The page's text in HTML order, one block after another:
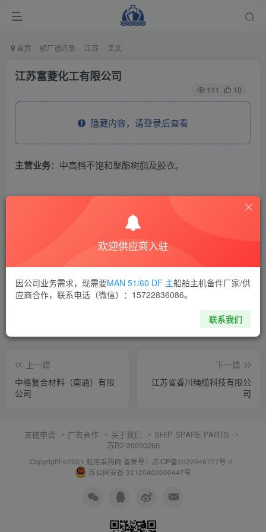
首页 船厂通讯录 江苏 正文
江苏富菱化工有限公司
111 10
隐藏内容，请登录后查看
主营业务：中高档不饱和聚酯树脂及胶衣。
THE END
喜欢就支持一下吧
上一篇
中格复合材料（南通）有限
公司
下一篇
江苏省香川绳缆科技有限公
司
友链申请 广告合作 关于我们
SHIP SPARE PARTS
苏B2-20230266
Copyright ©2021 船用采购网 备案号：苏ICP备2022046727号-2
苏公网安备 32120402000447号
欢迎供应商入驻
因公司业务需求，现需要MAN 51/60 DF 主船舶主机备件厂家/供
应商合作，联系电话（微信）：15722836086。
联系我们